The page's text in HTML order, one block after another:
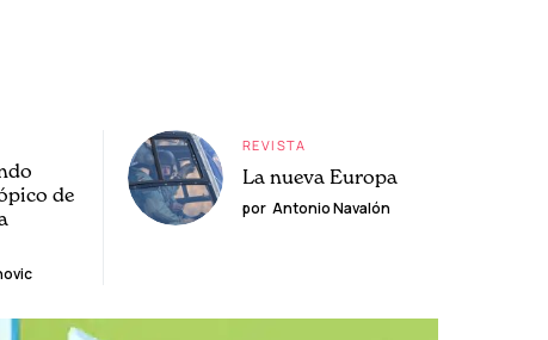
de
REVISTA
La nueva Europa
por Antonio Navalón